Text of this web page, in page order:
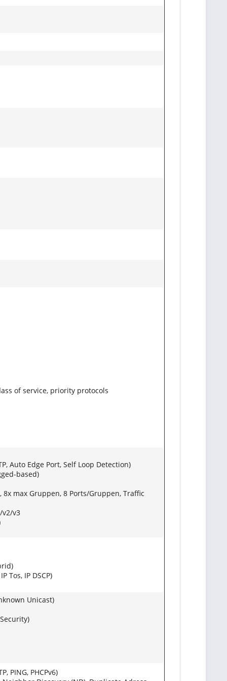
of service, priority protocols
Auto Edge Port, Self Loop Detection)
based)
8x max Gruppen, 8 Ports/Gruppen, Traffic
v2/v3
Tos, IP DSCP)
Unicast)
PING, PHCPv6)